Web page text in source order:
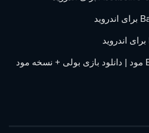
Bully : Anniversary Edition مود | دانلود بازی بولی + نسخه مود